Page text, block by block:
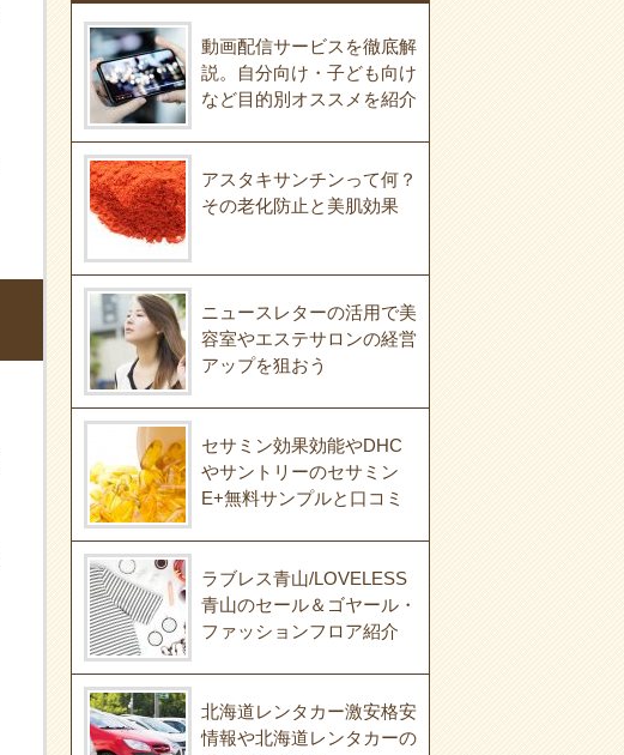
動画配信サービスを徹底解
説。自分向け・子ども向け
など目的別オススメを紹介
アスタキサンチンって何？
その老化防止と美肌効果
ニュースレターの活用で美
容室やエステサロンの経営
アップを狙おう
セサミン効果効能やDHC
やサントリーのセサミン
E+無料サンプルと口コミ
ラブレス青山/LOVELESS
青山のセール＆ゴヤール・
ファッションフロア紹介
北海道レンタカー激安格安
情報や北海道レンタカーの